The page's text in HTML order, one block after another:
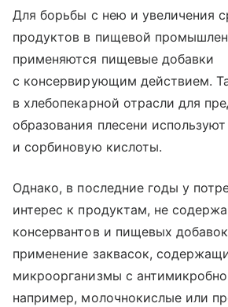
Для борьбы с нею и увеличения
продуктов в пищевой
применяются пищевые добавки
с консервирующим действием.
в хлебопекарной отрасли для
образования плесени
и сорбиновую кислоты.
Однако, в последние годы у
интерес к продуктам, не
консервантов и пищевых
применение заквасок,
микроорганизмы с
например, молочнокислые или